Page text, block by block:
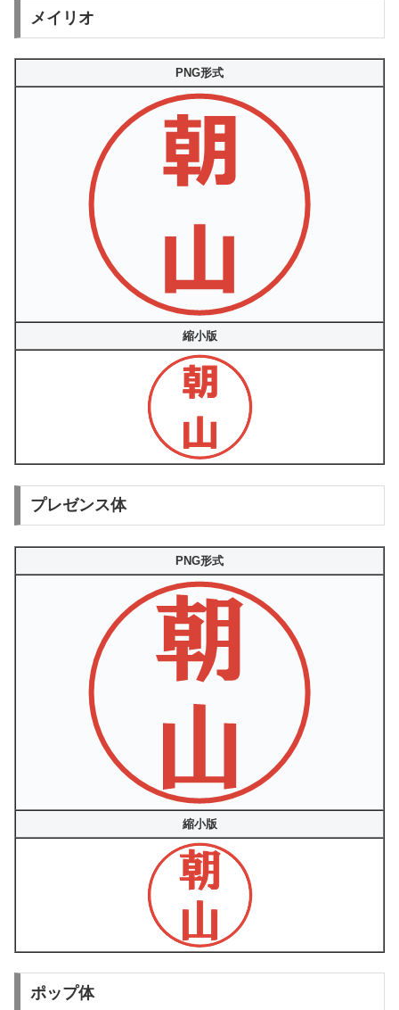
メイリオ
PNG形式
縮小版
プレゼンス体
PNG形式
縮小版
ポップ体